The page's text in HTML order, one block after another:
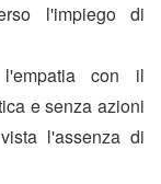
l'impiego di
l'empatia con il
e senza azioni
l'assenza di